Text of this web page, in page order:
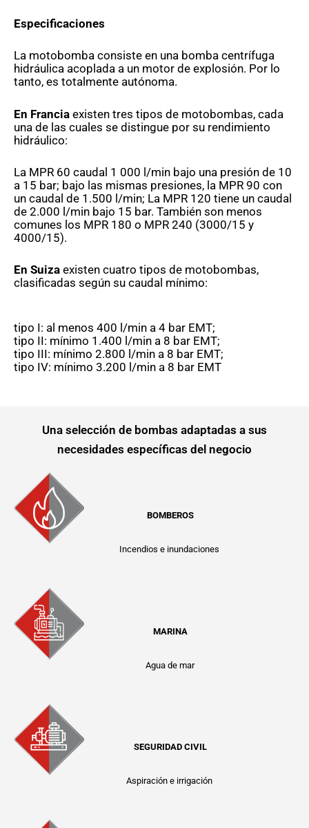
Especificaciones
La motobomba consiste en una bomba centrífuga
hidráulica acoplada a un motor de explosión. Por lo
tanto, es totalmente autónoma.
En Francia existen tres tipos de motobombas, cada
una de las cuales se distingue por su rendimiento
hidráulico:
La MPR 60 caudal 1 000 l/min bajo una presión de 10
a 15 bar; bajo las mismas presiones, la MPR 90 con
un caudal de 1.500 l/min; La MPR 120 tiene un caudal
de 2.000 l/min bajo 15 bar. También son menos
comunes los MPR 180 o MPR 240 (3000/15 y
4000/15).
En Suiza existen cuatro tipos de motobombas,
clasificadas según su caudal mínimo:
tipo I: al menos 400 l/min a 4 bar EMT;
tipo II: mínimo 1.400 l/min a 8 bar EMT;
tipo III: mínimo 2.800 l/min a 8 bar EMT;
tipo IV: mínimo 3.200 l/min a 8 bar EMT
Una selección de bombas adaptadas a sus
necesidades específicas del negocio
BOMBEROS
Incendios e inundaciones
MARINA
Agua de mar
SEGURIDAD CIVIL
Aspiración e irrigación